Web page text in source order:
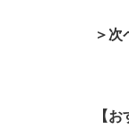
＞次
【お